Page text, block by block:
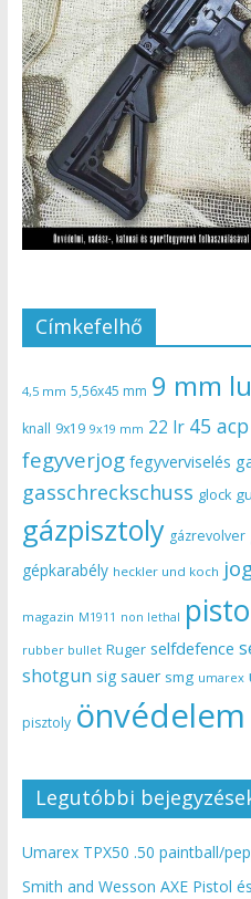
Címkefelhő
4,5 mm 5,56x45 mm 9 mm
knall 9x19 9x19 mm 22 lr 45 acp
fegyverjog fegyverviselés
gasschreckschuss glock
gázpisztoly gázrevolver
gépkarabély heckler und koch
magazin M1911 non lethal
rubber bullet Ruger selfdefence
shotgun sig sauer smg umarex
pisztoly önvédelem
Legutóbbi
Umarex TPX50 .50 paintball/
Smith and Wesson AXE Pistol